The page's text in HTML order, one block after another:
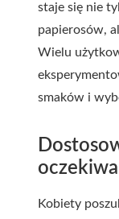
staje się nie
papierosów,
Wielu
smaków i
Kobiety